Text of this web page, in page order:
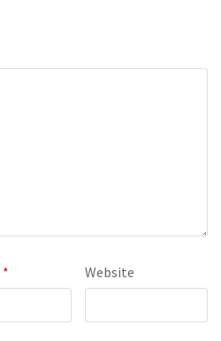
* Website